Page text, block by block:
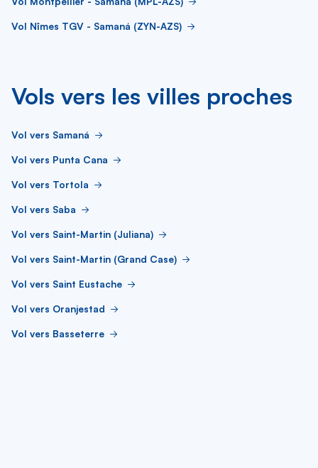
Vol Nîmes TGV - Samaná (ZYN-AZS)
Vols vers les villes proches
Vol vers Samaná
Vol vers Punta Cana
Vol vers Tortola
Vol vers Saba
Vol vers Saint-Martin (Juliana)
Vol vers Saint-Martin (Grand Case)
Vol vers Saint Eustache
Vol vers Oranjestad
Vol vers Basseterre